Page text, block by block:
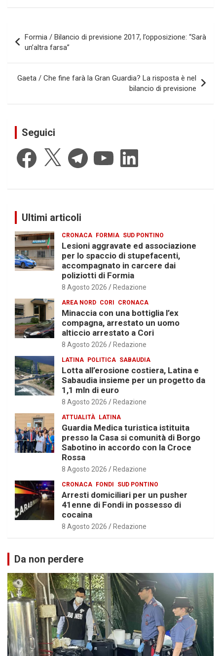
articoli
Formia / Bilancio di previsione 2017, l’opposizione: “Sarà
un’altra farsa”
Gaeta / Che fine farà la Gran Guardia? La risposta è nel
bilancio di previsione
Seguici
Facebook Telegram YouTube LinkedIn
Ultimi articoli
CRONACA FORMIA SUD PONTINO
Lesioni aggravate ed associazione
per lo spaccio di stupefacenti,
accompagnato in carcere dai
poliziotti di Formia
8 Agosto 2026 Redazione
AREA NORD CORI CRONACA
Minaccia con una bottiglia l’ex
compagna, arrestato un uomo
alticcio arrestato a Cori
8 Agosto 2026 Redazione
LATINA POLITICA SABAUDIA
Lotta all’erosione costiera, Latina e
Sabaudia insieme per un progetto da
1,1 mln di euro
8 Agosto 2026 Redazione
ATTUALITÀ LATINA
Guardia Medica turistica istituita
presso la Casa si comunità di Borgo
Sabotino in accordo con la Croce
Rossa
8 Agosto 2026 Redazione
CRONACA FONDI SUD PONTINO
Arresti domiciliari per un pusher
41enne di Fondi in possesso di
cocaina
8 Agosto 2026 Redazione
Da non perdere